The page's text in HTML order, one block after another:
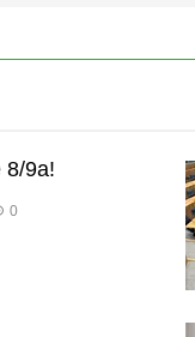
8/9a!
0